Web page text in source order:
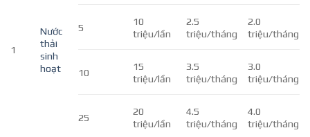
1
Nước
thải
sinh
hoạt
5
10
triệu/lần
2.5
triệu/tháng
2.0
triệu/tháng
10
15
triệu/lần
3.5
triệu/tháng
3.0
triệu/tháng
25
20
triệu/lần
4.5
triệu/tháng
4.0
triệu/tháng